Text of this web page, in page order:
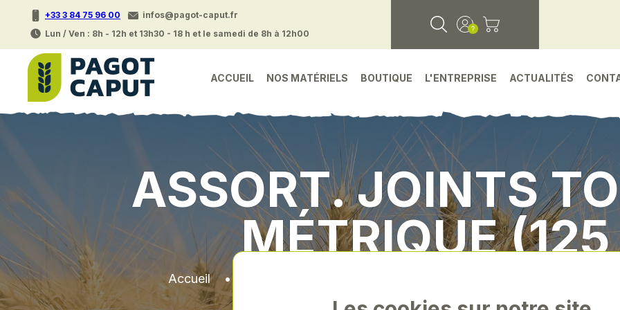
+33 3 84 75 96 00
infos@pagot-caput.fr
Lun / Ven : 8h - 12h et 13h30 - 18 h et le samedi de 8h à 12h00
ACCUEIL NOS MATÉRIELS BOUTIQUE L'ENTREPRISE ACTUALITÉS
ASSORT. JOINTS
MÉTRIQUE
Accueil• Assort.